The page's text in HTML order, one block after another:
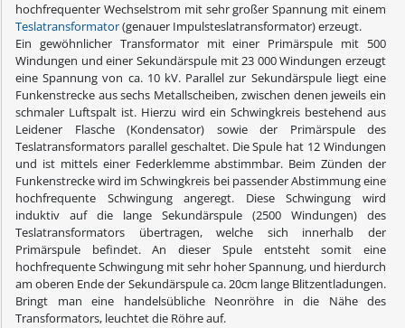
hochfrequenter Wechselstrom mit sehr großer Spannung mit einem
Teslatransformator(genauer Impulsteslatransformator) erzeugt.
Ein gewöhnlicher Transformator mit einer Primärspule mit 500
Windungen und einer Sekundärspule mit 23 000 Windungen erzeugt
eine Spannung von ca. 10 kV. Parallel zur Sekundärspule liegt eine
Funkenstrecke aus sechs Metallscheiben, zwischen denen jeweils ein
schmaler Luftspalt ist. Hierzu wird ein Schwingkreis bestehend aus
Leidener Flasche (Kondensator) sowie der Primärspule des
Teslatransformators parallel geschaltet. Die Spule hat 12 Windungen
und ist mittels einer Federklemme abstimmbar. Beim Zünden der
Funkenstrecke wird im Schwingkreis bei passender Abstimmung eine
hochfrequente Schwingung angeregt. Diese Schwingung wird
induktiv auf die lange Sekundärspule (2500 Windungen) des
Teslatransformators übertragen, welche sich innerhalb der
Primärspule befindet. An dieser Spule entsteht somit eine
hochfrequente Schwingung mit sehr hoher Spannung, und hierdurch
am oberen Ende der Sekundärspule ca. 20cm lange Blitzentladungen.
Bringt man eine handelsübliche Neonröhre in die Nähe des
Transformators, leuchtet die Röhre auf.